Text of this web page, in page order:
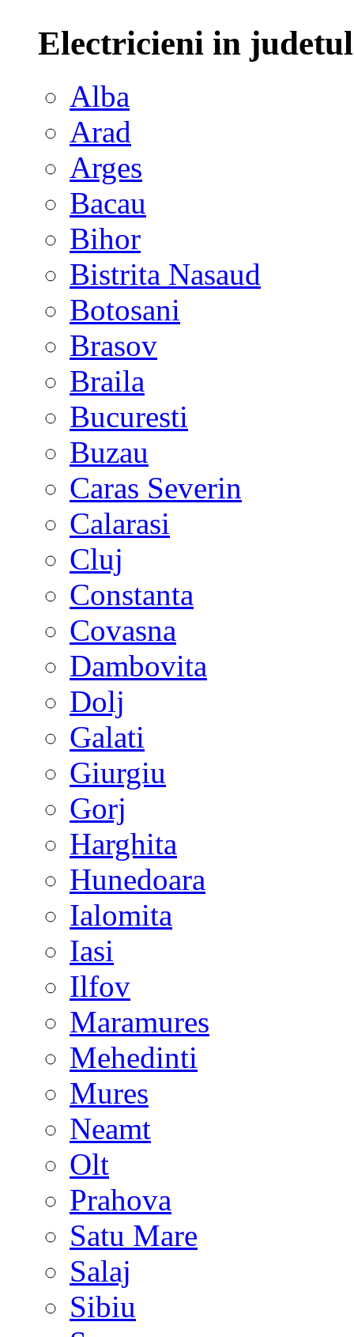
Electricieni in
Alba
Arad
Arges
Bacau
Bihor
Bistrita Nasaud
Botosani
Brasov
Braila
Bucuresti
Buzau
Caras Severin
Calarasi
Cluj
Constanta
Covasna
Dambovita
Dolj
Galati
Giurgiu
Gorj
Harghita
Hunedoara
Ialomita
Iasi
Ilfov
Maramures
Mehedinti
Mures
Neamt
Olt
Prahova
Satu Mare
Salaj
Sibiu